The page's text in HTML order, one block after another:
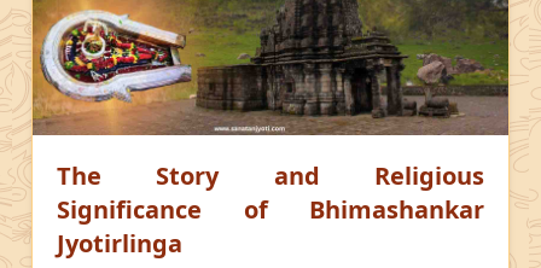
The Story and Religious
Significance of Bhimashankar
Jyotirlinga